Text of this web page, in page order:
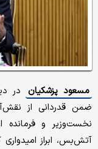
مسعود پزشکیان
در
ضمن قدردانی از
نخست‌وزیر و فرمانده
آتش‌بس، ابراز